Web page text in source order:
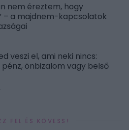
nem éreztem, hogy
– a majdnem-kapcsolatok
veszi el, ami neki nincs:
pénz, önbizalom vagy belső
FEL ÉS KÖVESS!